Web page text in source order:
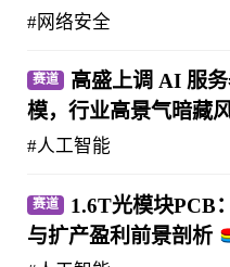
#网络安全
赛道
高盛上调 AI 服
模，行业高景气暗藏
#人工智能
赛道
1.6T光模块PCB
与扩产盈利前景剖析